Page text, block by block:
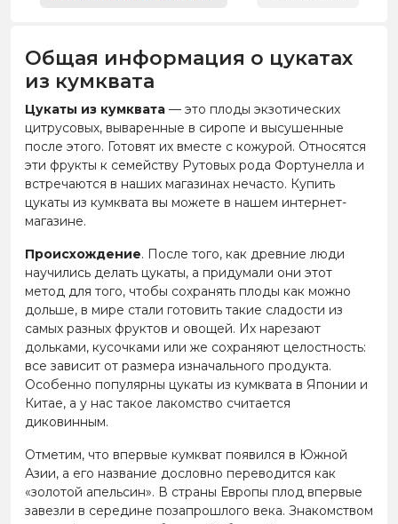
Общая информация о цукатах
из кумквата
Цукаты из кумквата — это плоды экзотических
цитрусовых, вываренные в сиропе и высушенные
после этого. Готовят их вместе с кожурой. Относятся
эти фрукты к семейству Рутовых рода Фортунелла и
встречаются в наших магазинах нечасто. Купить
цукаты из кумквата вы можете в нашем интернет-
магазине.
Происхождение. После того, как древние люди
научились делать цукаты, а придумали они этот
метод для того, чтобы сохранять плоды как можно
дольше, в мире стали готовить такие сладости из
самых разных фруктов и овощей. Их нарезают
дольками, кусочками или же сохраняют целостность:
все зависит от размера изначального продукта.
Особенно популярны цукаты из кумквата в Японии и
Китае, а у нас такое лакомство считается
диковинным.
Отметим, что впервые кумкват появился в Южной
Азии, а его название дословно переводится как
«золотой апельсин». В страны Европы плод впервые
завезли в середине позапрошлого века. Знакомством